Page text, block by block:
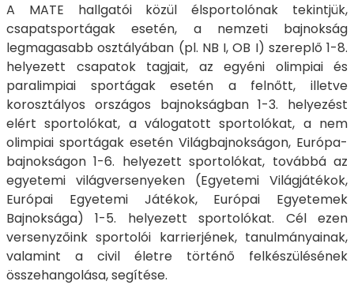
A MATE hallgatói közül élsportolónak tekintjük,
csapatsportágak esetén, a nemzeti bajnokság
legmagasabb osztályában (pl. NB I, OB I) szereplő 1-8.
helyezett csapatok tagjait, az egyéni olimpiai és
paralimpiai sportágak esetén a felnőtt, illetve
korosztályos országos bajnokságban 1-3. helyezést
elért sportolókat, a válogatott sportolókat, a nem
olimpiai sportágak esetén Világbajnokságon, Európa-
bajnokságon 1-6. helyezett sportolókat, továbbá az
egyetemi világversenyeken (Egyetemi Világjátékok,
Európai Egyetemi Játékok, Európai Egyetemek
Bajnoksága) 1-5. helyezett sportolókat. Cél ezen
versenyzőink sportolói karrierjének, tanulmányainak,
valamint a civil életre történő felkészülésének
összehangolása, segítése.